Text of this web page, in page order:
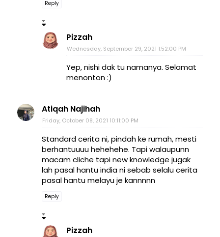
Reply
Pizzah
Wednesday, September 29, 2021 1:52:00 PM
Yep, nishi dak tu namanya. Selamat
menonton :)
Atiqah Najihah
Friday, October 08, 2021 10:11:00 PM
Standard cerita ni, pindah ke rumah, mesti
berhantuuuu hehehehe. Tapi walaupunn
macam cliche tapi new knowledge jugak
lah pasal hantu india ni sebab selalu cerita
pasal hantu melayu je kannnnn
Reply
Pizzah